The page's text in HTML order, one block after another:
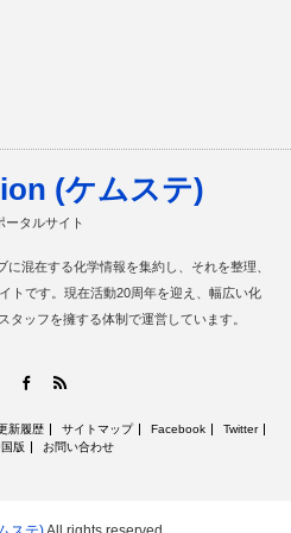
(ケムステ)
ータルサイト
混在する化学情報を集約し、それを整理、
トです。現在活動20周年を迎え、幅広い化
ッフを擁する体制で運営しています。
Facebook
新履歴 サイトマップ Facebook
Twitter
版 お問い合わせ